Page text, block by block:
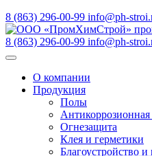
8 (863) 296-00-99 info@ph-
8 (863) 296-00-99 info@ph-
О компании
Продукция
Полы
Антикоррозионная
Огнезащита
Клея и герметики
Благоустройство и